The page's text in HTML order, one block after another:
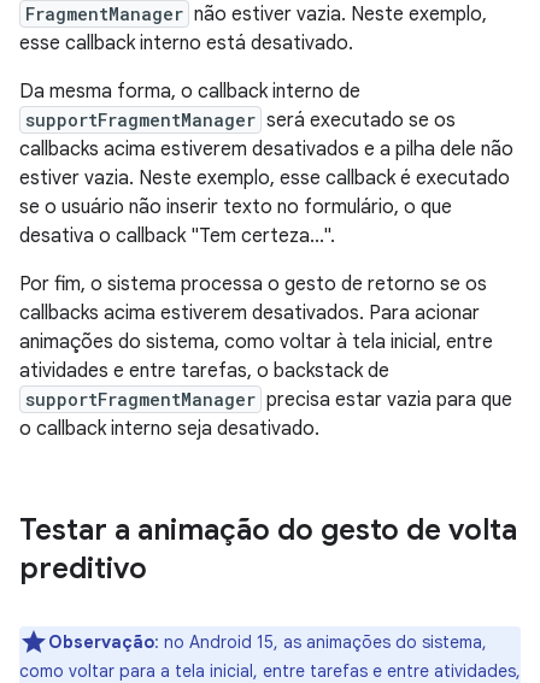
FragmentManager não estiver vazia. Neste exemplo,
esse callback interno está desativado.
Da mesma forma, o callback interno de
supportFragmentManager será executado se os
callbacks acima estiverem desativados e a pilha dele não
estiver vazia. Neste exemplo, esse callback é executado
se o usuário não inserir texto no formulário, o que
desativa o callback "Tem certeza...".
Por fim, o sistema processa o gesto de retorno se os
callbacks acima estiverem desativados. Para acionar
animações do sistema, como voltar à tela inicial, entre
atividades e entre tarefas, o backstack de
supportFragmentManager precisa estar vazia para que
o callback interno seja desativado.
Testar a animação do gesto de volta
preditivo
Observação: no Android 15, as animações do sistema,
como voltar para a tela inicial, entre tarefas e entre atividades,